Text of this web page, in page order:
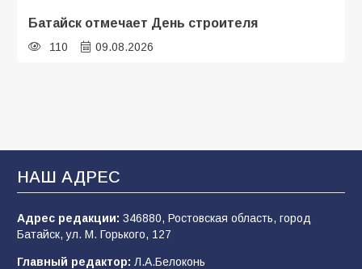
Батайск отмечает День строителя
110 09.08.2026
Батайским спортсменам вручили награды
НАШ АДРЕС
Адрес редакции: 346880, Ростовская область, город
Батайск, ул. М. Горького, 127
Главный редактор: Л.А.Белоконь